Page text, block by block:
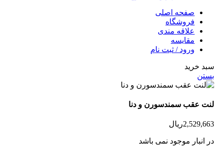
صفحه اصلی
فروشگاه
علاقه مندی
مقایسه
ورود / ثبت نام
سبد خرید
بستن
لنت عقب سمندسورن و دنا
2,529,663ریال
در انبار موجود نمی باشد